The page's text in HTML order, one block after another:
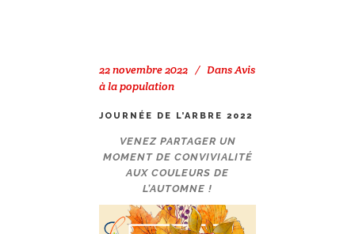
22 novembre 2022 DansAvis
à la population
JOURNÉE DE L’ARBRE 2022
VENEZ PARTAGER UN
MOMENT DE CONVIVIALITÉ
AUX COULEURS DE
L’AUTOMNE !